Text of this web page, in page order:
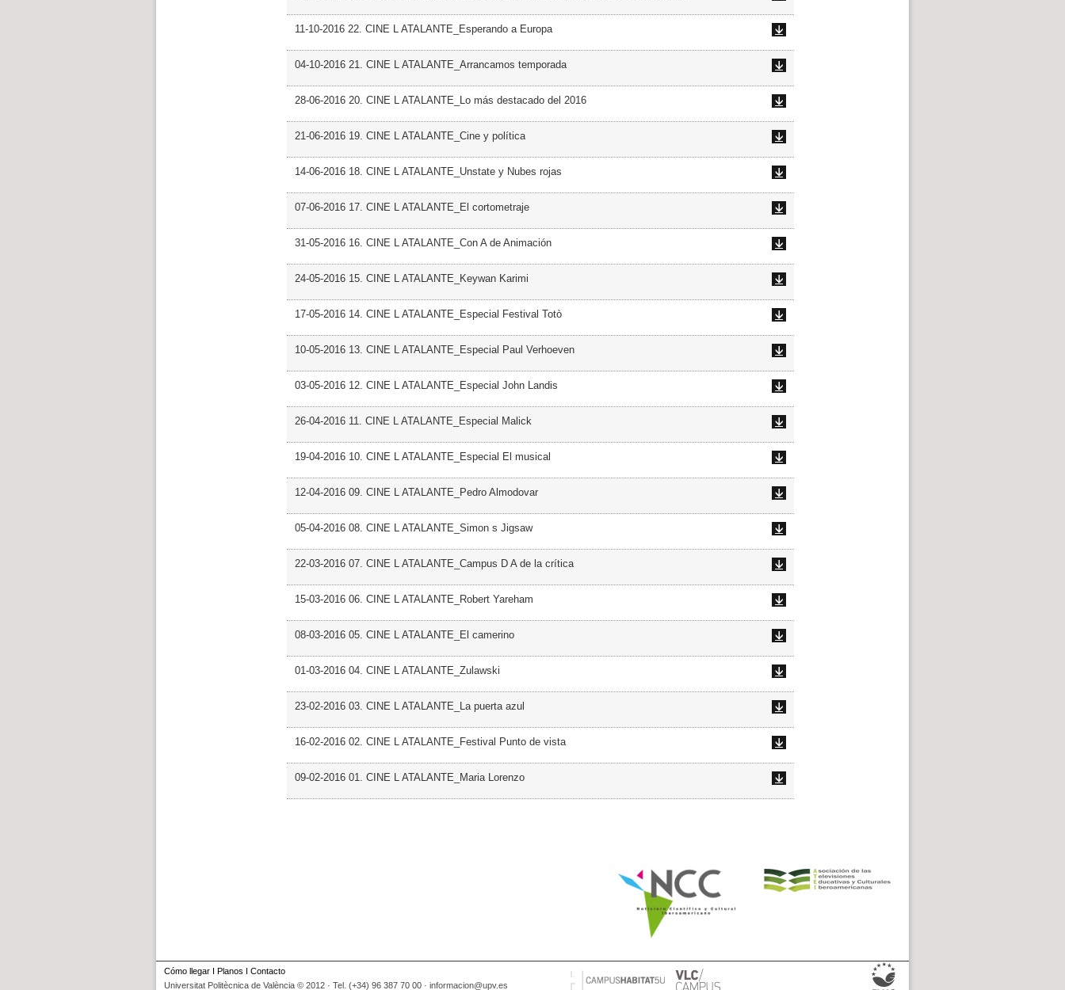
11-10-2016 22. CINE L ATALANTE_Esperando a Europa
04-10-2016 21. CINE L ATALANTE_Arrancamos temporada
28-06-2016 20. CINE L ATALANTE_Lo más destacado del 2016
21-06-2016 19. CINE L ATALANTE_Cine y política
14-06-2016 18. CINE L ATALANTE_Unstate y Nubes rojas
07-06-2016 17. CINE L ATALANTE_El cortometraje
31-05-2016 16. CINE L ATALANTE_Con A de Animación
24-05-2016 15. CINE L ATALANTE_Keywan Karimi
17-05-2016 14. CINE L ATALANTE_Especial Festival Totò
10-05-2016 13. CINE L ATALANTE_Especial Paul Verhoeven
03-05-2016 12. CINE L ATALANTE_Especial John Landis
26-04-2016 11. CINE L ATALANTE_Especial Malick
19-04-2016 10. CINE L ATALANTE_Especial El musical
12-04-2016 09. CINE L ATALANTE_Pedro Almodovar
05-04-2016 08. CINE L ATALANTE_Simon s Jigsaw
22-03-2016 07. CINE L ATALANTE_Campus D A de la crítica
15-03-2016 06. CINE L ATALANTE_Robert Yareham
08-03-2016 05. CINE L ATALANTE_El camerino
01-03-2016 04. CINE L ATALANTE_Zulawski
23-02-2016 03. CINE L ATALANTE_La puerta azul
16-02-2016 02. CINE L ATALANTE_Festival Punto de vista
09-02-2016 01. CINE L ATALANTE_Maria Lorenzo
Cómo llegar I Planos I Contacto
Universitat Politècnica de València © 2012 · Tel. (+34) 96 387 70 00 · informacion@upv.es